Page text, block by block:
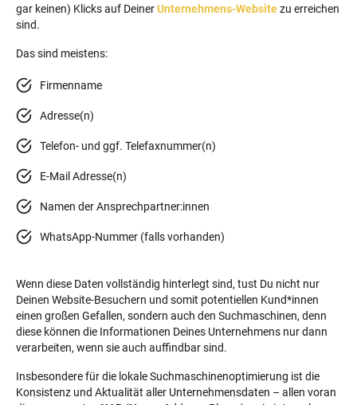
gar keinen) Klicks auf DeinerUnternehmens-Websitezu erreichen
sind.
Das sind meistens:
Firmenname
Adresse(n)
Telefon- und ggf. Telefaxnummer(n)
E-Mail Adresse(n)
Namen der Ansprechpartner:innen
WhatsApp-Nummer (falls vorhanden)
Wenn diese Daten vollständig hinterlegt sind, tust Du nicht nur
Deinen Website-Besuchern und somit potentiellen Kund*innen
einen großen Gefallen, sondern auch den Suchmaschinen, denn
diese können die Informationen Deines Unternehmens nur dann
verarbeiten, wenn sie auch auffindbar sind.
Insbesondere für die lokale Suchmaschinenoptimierung ist die
Konsistenz und Aktualität aller Unternehmensdaten – allen voran